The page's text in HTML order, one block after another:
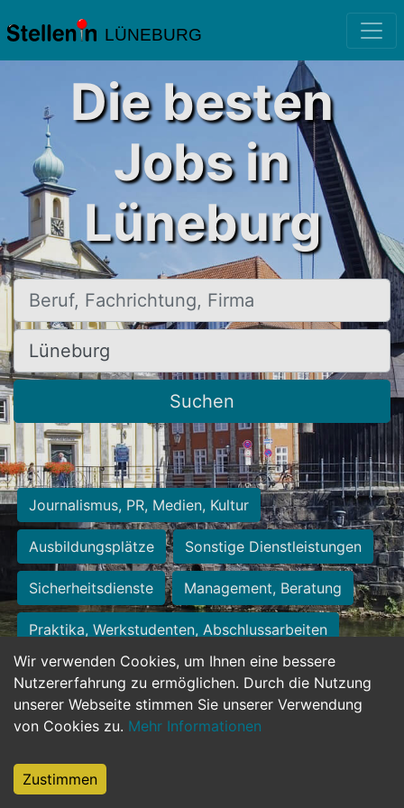
LÜNEBURG
Wir verwenden Cookies, um Ihnen eine bessere
Nutzererfahrung zu ermöglichen. Durch die Nutzung
unserer Webseite stimmen Sie unserer Verwendung
von Cookies zu. Mehr Informationen
Zustimmen
Die besten
Jobs in
Lüneburg
Beruf, Fachrichtung, Firma
Ort, Stadt
Suchen
Journalismus, PR, Medien, Kultur
Ausbildungsplätze Sonstige Dienstleistungen
Sicherheitsdienste Management, Beratung
Praktika, Werkstudenten, Abschlussarbeiten
Personalwesen Assistenz, Sekretariat
Hilfskräfte, Aushilfs- und Nebenjobs
Weiterbildung, Studium, duale Ausbildung